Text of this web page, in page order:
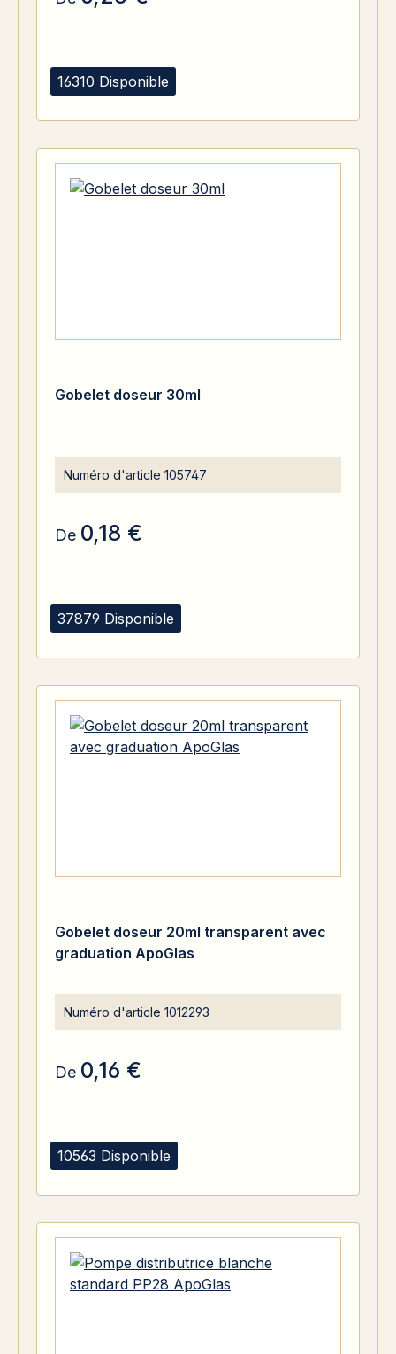
16310 Disponible
37879 Disponible
Gobelet doseur 30ml
Numéro d'article 105747
De 0,18 €
10563 Disponible
Gobelet doseur 20ml transparent avec
graduation ApoGlas
Numéro d'article 1012293
De 0,16 €